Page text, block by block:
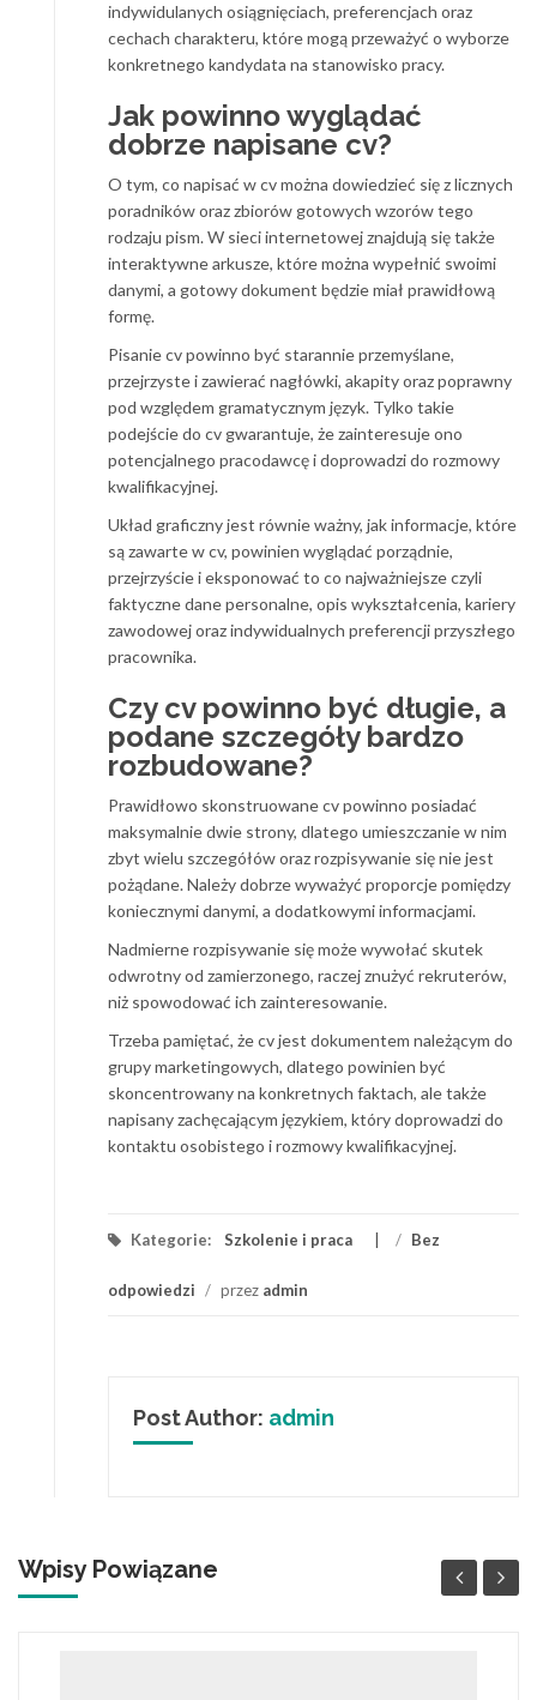
indywidulanych osiągnięciach, preferencjach oraz
cechach charakteru, które mogą przeważyć o wyborze
konkretnego kandydata na stanowisko pracy.
Jak powinno wyglądać
dobrze napisane cv?
O tym, co napisać w cv można dowiedzieć się z licznych
poradników oraz zbiorów gotowych wzorów tego
rodzaju pism. W sieci internetowej znajdują się także
interaktywne arkusze, które można wypełnić swoimi
danymi, a gotowy dokument będzie miał prawidłową
formę.
Pisanie cv powinno być starannie przemyślane,
przejrzyste i zawierać nagłówki, akapity oraz poprawny
pod względem gramatycznym język. Tylko takie
podejście do cv gwarantuje, że zainteresuje ono
potencjalnego pracodawcę i doprowadzi do rozmowy
kwalifikacyjnej.
Układ graficzny jest równie ważny, jak informacje, które
są zawarte w cv, powinien wyglądać porządnie,
przejrzyście i eksponować to co najważniejsze czyli
faktyczne dane personalne, opis wykształcenia, kariery
zawodowej oraz indywidualnych preferencji przyszłego
pracownika.
Czy cv powinno być długie, a
podane szczegóły bardzo
rozbudowane?
Prawidłowo skonstruowane cv powinno posiadać
maksymalnie dwie strony, dlatego umieszczanie w nim
zbyt wielu szczegółów oraz rozpisywanie się nie jest
pożądane. Należy dobrze wyważyć proporcje pomiędzy
koniecznymi danymi, a dodatkowymi informacjami.
Nadmierne rozpisywanie się może wywołać skutek
odwrotny od zamierzonego, raczej znużyć rekruterów,
niż spowodować ich zainteresowanie.
Trzeba pamiętać, że cv jest dokumentem należącym do
grupy marketingowych, dlatego powinien być
skoncentrowany na konkretnych faktach, ale także
napisany zachęcającym językiem, który doprowadzi do
kontaktu osobistego i rozmowy kwalifikacyjnej.
Kategorie: Szkolenie i praca / Bez
odpowiedzi / przez admin
Post Author: admin
Wpisy Powiązane